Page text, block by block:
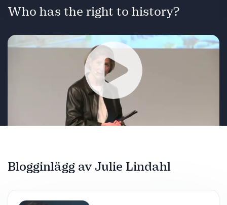
Who has the right to history?
Spela
I Julie Lindahls TEDx talk "Who has the right to
history?" tar hon med oss genom sin resa för att
upptäcka och möta sin familjs historia. Kontakta
oss på Athenas för att veta mer om eller boka en
föreläsning med Julie Lindahl!
Blogginlägg av Julie Lindahl